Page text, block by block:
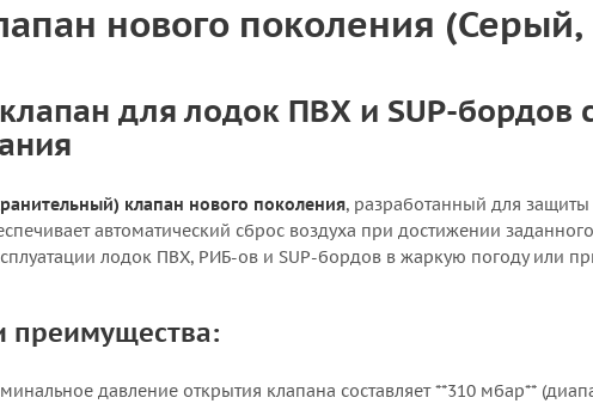
нового поколения
для лодок ПВХ и SUP-бордов
клапан нового поколения, разработанный для
автоматический сброс воздуха при достижении
лодок ПВХ, РИБ-ов и SUP-бордов в жаркую погоду или
преимущества:
давление открытия клапана составляет **310 мбар**